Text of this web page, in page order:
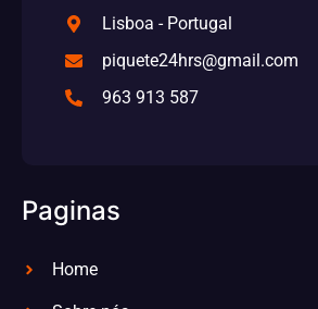
Lisboa - Portugal
piquete24hrs@gmail.com
963 913 587
Paginas
Home